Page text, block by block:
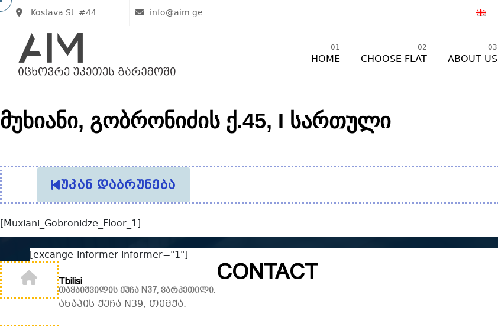
Kostava St. #44 info@aim.ge
01
HOME
02
CHOOSE FLAT
03
ABOUT US
მუხიანი, გობრონიძის ქ.45, I სართული
უკან დაბრუნება
[Muxiani_Gobronidze_Floor_1]
[excange-informer informer="1"]
Tbilisi
თაყაიშვილის ქუჩა N37, ვარკეთილი.
ანაპის ქუჩა N39, თემქა.
CONTACT